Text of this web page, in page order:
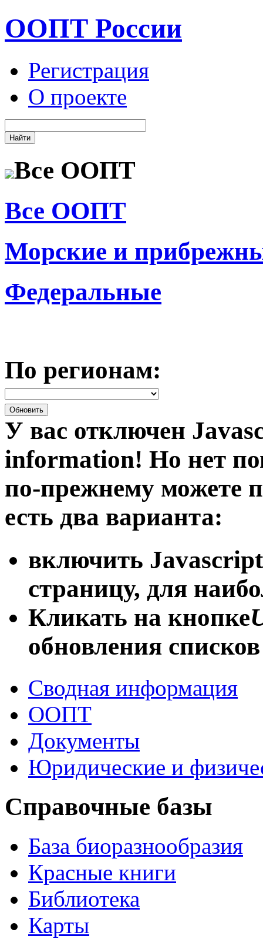
ООПТ России
Регистрация
О проекте
Все ООПТ
Все ООПТ
Морские и
Федеральные
По регионам:
У вас отключен
information! Но нет
по-прежнему можете
есть два варианта:
включить Javascript
страницу, для
Кликать на кнопке
обновления
Сводная информация
ООПТ
Документы
Юридические и
Справочные базы
База биоразнообразия
Красные книги
Библиотека
Карты